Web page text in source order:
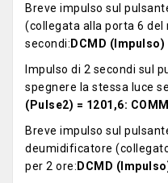
Breve impulso sul
(collegata alla porta 6 del
secondi:DCMD (Impulso)
Impulso di 2 secondi sul
spegnere la stessa luce
(Pulse2) = 1201,6:
Breve impulso sul
deumidificatore
per 2 ore:DCMD